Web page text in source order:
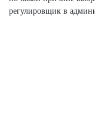
регулировщик в